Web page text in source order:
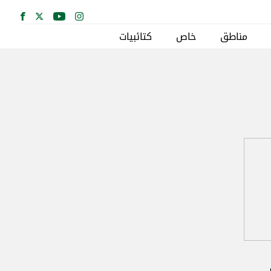
مناطق خاص كتائبيات